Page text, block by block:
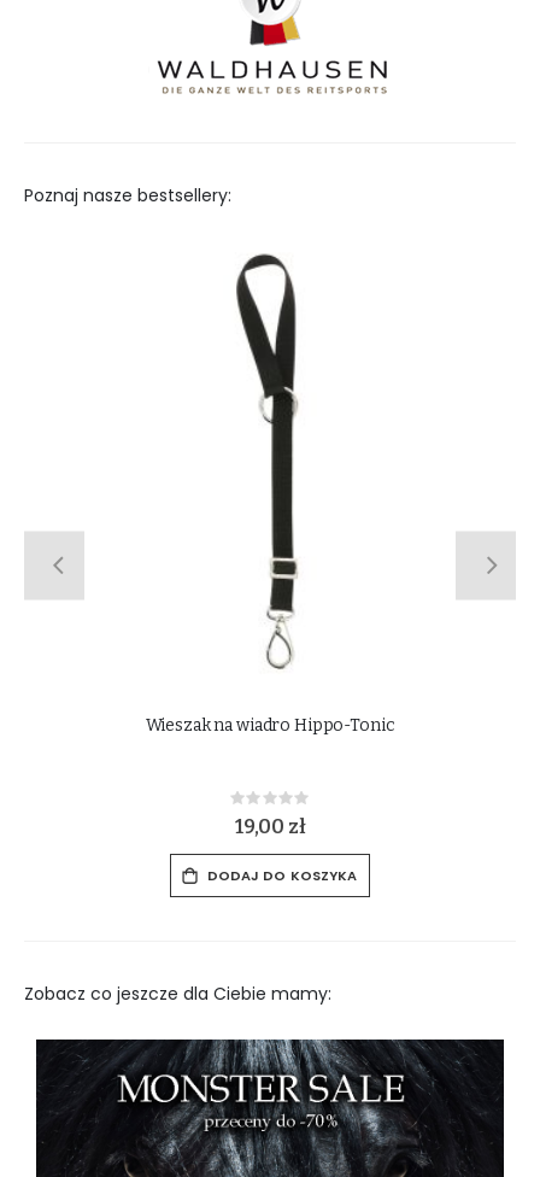
Poznaj nasze bestsellery:
Wieszak na wiadro Hippo-Tonic
Rating:
0%
19,00 zł
DODAJ DO KOSZYKA
Zobacz co jeszcze dla Ciebie mamy: